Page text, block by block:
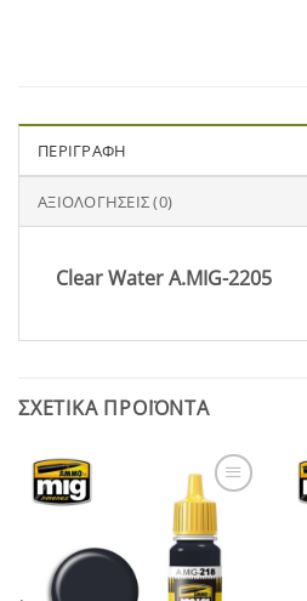
ΠΕΡΙΓΡΑΦΉ
ΑΞΙΟΛΟΓΉΣΕΙΣ (0)
Clear Water A.MIG-2205
ΣΧΕΤΙΚΆ ΠΡΟΪΌΝΤΑ
Add to
Wishlist